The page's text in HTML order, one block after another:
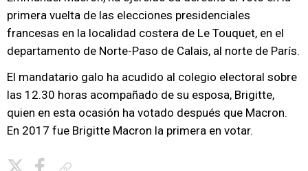
primera vuelta de las elecciones presidenciales
francesas en la localidad costera de Le Touquet, en el
departamento de Norte-Paso de Calais, al norte de París.
El mandatario galo ha acudido al colegio electoral sobre
las 12.30 horas acompañado de su esposa, Brigitte,
quien en esta ocasión ha votado después que Macron.
En 2017 fue Brigitte Macron la primera en votar.